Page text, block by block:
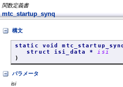
関数定義書
mtc_startup_synq
構文
static void
struct isi_data *isi
)
パラメータ
isi